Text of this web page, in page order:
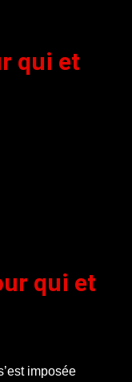
qui et
qui et
imposée